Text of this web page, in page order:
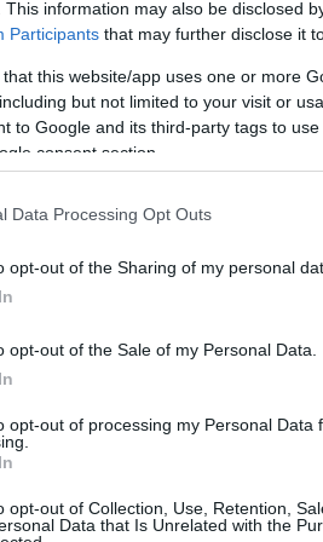
This information may also be disclosed
Participants that may further disclose it
that this website/app uses one or more
but not limited to your visit or
to Google and its third-party tags to
consent section.
Data Processing Opt Outs
opt-out of the Sharing of my personal
opt-out of the Sale of my Personal Data.
opt-out of processing my Personal Data
opt-out of Collection, Use, Retention,
Data that Is Unrelated with the